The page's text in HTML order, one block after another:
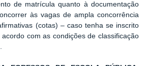
de matrícula quanto à documentação
às vagas de ampla concorrência
(cotas) ‒ caso tenha se inscrito
com as condições de classificação